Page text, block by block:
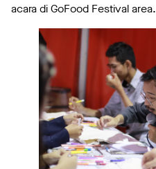
acara di GoFood Festival area.